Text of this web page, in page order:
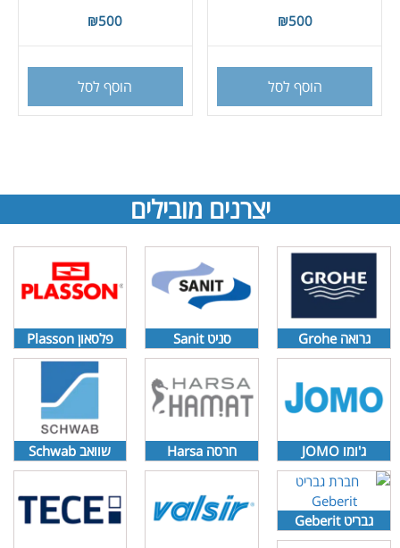
₪500
הוסף לסל
₪500
הוסף לסל
יצרנים מובילים
גרואה Grohe
ג'ומו JOMO
גבריט Geberit
סניט Sanit
חרסה Harsa
פלסאון Plasson
שוואב Schwab